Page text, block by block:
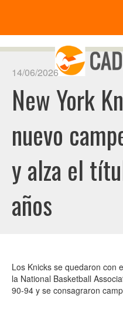
14/06/2026
New York
nuevo
y alza el
años
Los Knicks se quedaron con
la National Basketball
90-94 y se consagraron